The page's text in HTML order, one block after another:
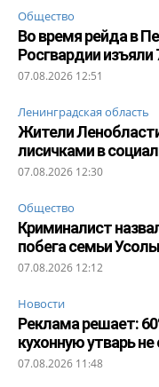
Общество
Во время рейда в
Росгвардии
07.08.2026 12:51
Ленинградская область
Жители
лисичками в
07.08.2026 12:30
Общество
Криминалист
побега семьи
07.08.2026 12:12
Новости
Реклама решает:
кухонную утварь не
07.08.2026 11:48